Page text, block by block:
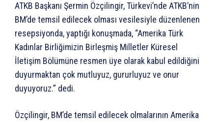
ATKB Başkanı Şermin Özçilingir, Türkevi’nde ATKB’nin
BM’de temsil edilecek olması vesilesiyle düzenlenen
resepsiyonda, yaptığı konuşmada, “Amerika Türk
Kadınlar Birliğimizin Birleşmiş Milletler Küresel
İletişim Bölümüne resmen üye olarak kabul edildiğini
duyurmaktan çok mutluyuz, gururluyuz ve onur
duyuyoruz.” dedi.
Özçilingir, BM’de temsil edilecek olmalarının Amerika